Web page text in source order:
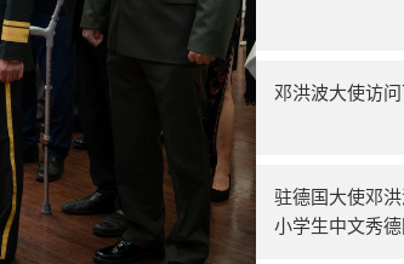
邓洪波大使访
驻德国大使邓
小学生中文秀